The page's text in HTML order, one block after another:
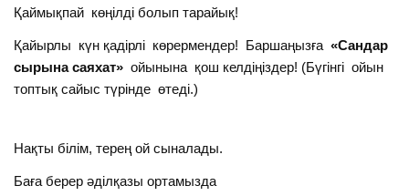
Қаймықпай көңілді болып тарайық!
Қайырлы күн қадірлі көрермендер! Баршаңызға«Сандар
сырына саяхат» ойынына қош келдіңіздер! (Бүгінгі ойын
топтық сайыс түрінде өтеді.)
Нақты білім, терең ой сыналады.
Баға берер әділқазы ортамызда